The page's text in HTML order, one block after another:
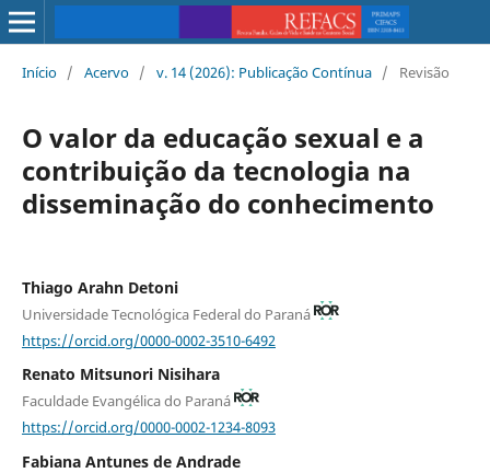
Início / Acervo / v. 14 (2026): Publicação Contínua / Revisão
O valor da educação sexual e a
contribuição da tecnologia na
disseminação do conhecimento
Thiago Arahn Detoni
Universidade Tecnológica Federal do Paraná
https://orcid.org/0000-0002-3510-6492
Renato Mitsunori Nisihara
Faculdade Evangélica do Paraná
https://orcid.org/0000-0002-1234-8093
Fabiana Antunes de Andrade